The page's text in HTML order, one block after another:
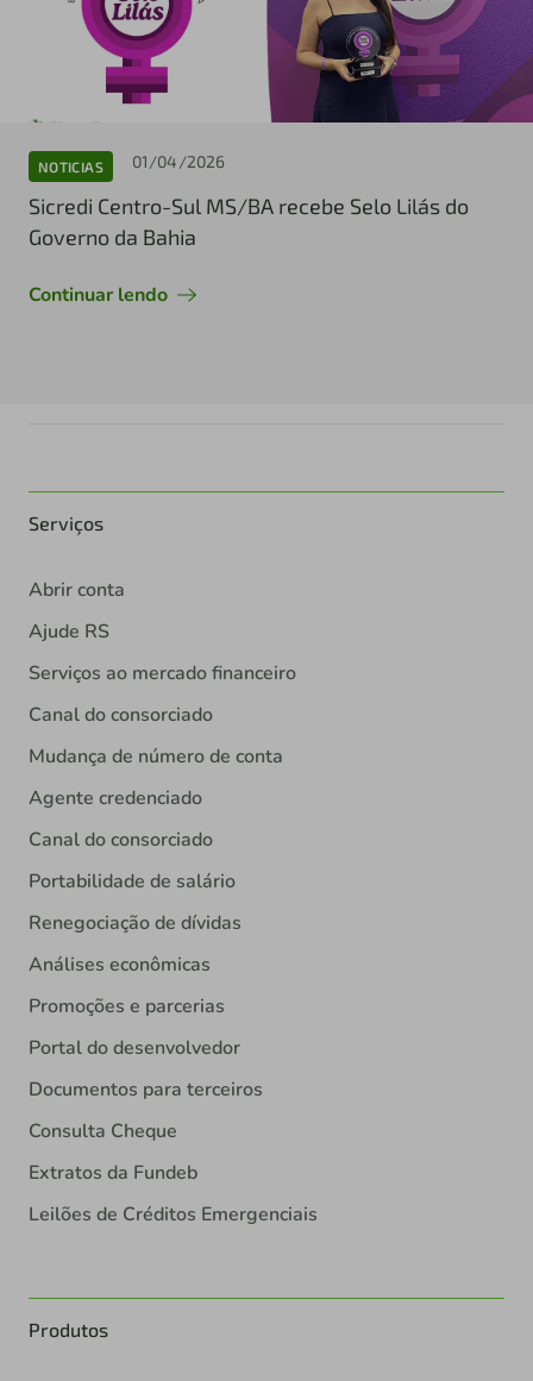
NOTICIAS 01/04/2026
Sicredi Centro-Sul MS/BA recebe Selo Lilás do
Governo da Bahia
Continuar lendo
Serviços
Abrir conta
Ajude RS
Serviços ao mercado financeiro
Canal do consorciado
Mudança de número de conta
Agente credenciado
Canal do consorciado
Portabilidade de salário
Renegociação de dívidas
Análises econômicas
Promoções e parcerias
Portal do desenvolvedor
Documentos para terceiros
Consulta Cheque
Extratos da Fundeb
Leilões de Créditos Emergenciais
Produtos